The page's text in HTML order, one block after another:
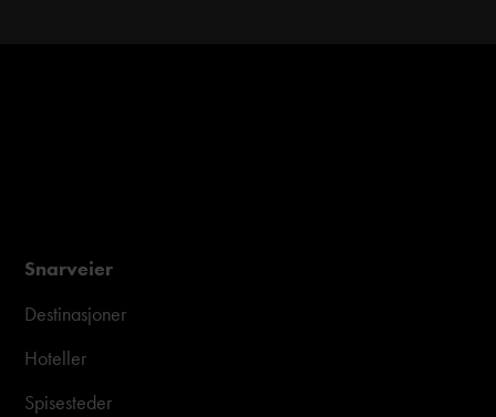
Snarveier
Destinasjoner
Hoteller
Spisesteder